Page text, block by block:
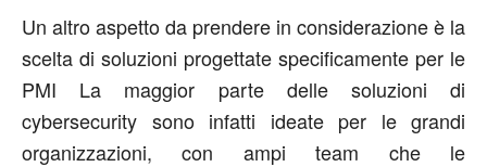
Un altro aspetto da prendere in considerazione è la
scelta di soluzioni progettate specificamente per le
PMI La maggior parte delle soluzioni di
cybersecurity sono infatti ideate per le grandi
organizzazioni, con ampi team che le